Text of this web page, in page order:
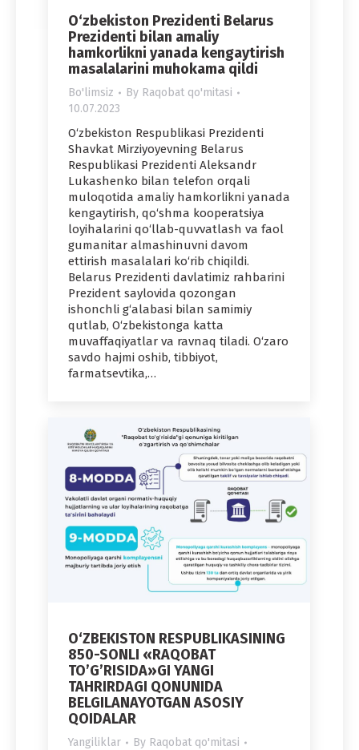
O‘zbekiston Prezidenti Belarus
Prezidenti bilan amaliy
hamkorlikni yanada kengaytirish
masalalarini muhokama qildi
Bo'limsiz By Raqobat qo'mitasi
10.07.2023
O‘zbekiston Respublikasi Prezidenti
Shavkat Mirziyoyevning Belarus
Respublikasi Prezidenti Aleksandr
Lukashenko bilan telefon orqali
muloqotida amaliy hamkorlikni yanada
kengaytirish, qo‘shma kooperatsiya
loyihalarini qo‘llab-quvvatlash va faol
gumanitar almashinuvni davom
ettirish masalalari ko‘rib chiqildi.
Belarus Prezidenti davlatimiz rahbarini
Prezident saylovida qozongan
ishonchli g‘alabasi bilan samimiy
qutlab, O‘zbekistonga katta
muvaffaqiyatlar va ravnaq tiladi. O‘zaro
savdo hajmi oshib, tibbiyot,
farmatsevtika,…
O‘ZBEKISTON RESPUBLIKASINING
850-SONLI «RAQOBAT
TO’G’RISIDA»GI YANGI
TAHRIRDAGI QONUNIDA
BELGILANAYOTGAN ASOSIY
QOIDALAR
Yangiliklar By Raqobat qo'mitasi